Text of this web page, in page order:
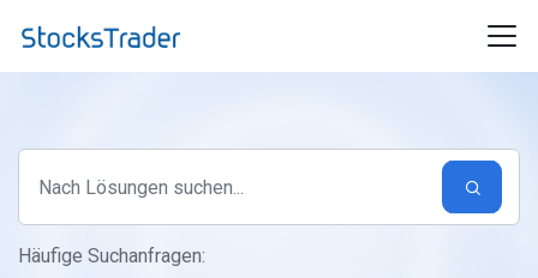
Häufige Suchanfragen: